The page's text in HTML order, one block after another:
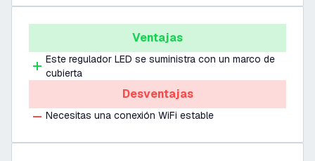
Ventajas
Este regulador LED se suministra con un marco de
cubierta
Desventajas
Necesitas una conexión WiFi estable